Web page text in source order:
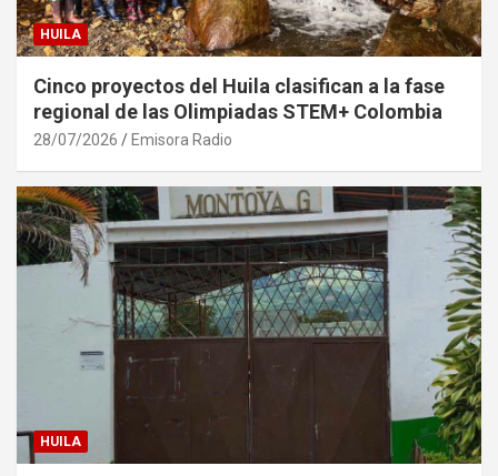
HUILA
Cinco proyectos del Huila clasifican a la fase
regional de las Olimpiadas STEM+ Colombia
28/07/2026 Emisora Radio
HUILA